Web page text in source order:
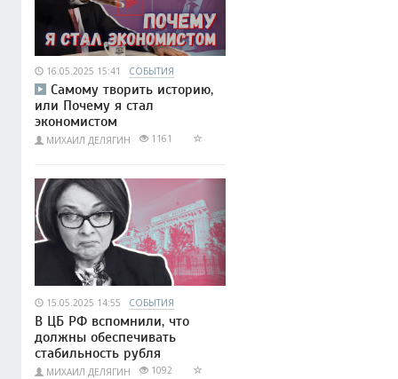
16.05.2025 15:41 СОБЫТИЯ
Самому творить историю,
или Почему я стал
экономистом
МИХАИЛ ДЕЛЯГИН 1161
15.05.2025 14:55 СОБЫТИЯ
В ЦБ РФ вспомнили, что
должны обеспечивать
стабильность рубля
МИХАИЛ ДЕЛЯГИН 1092